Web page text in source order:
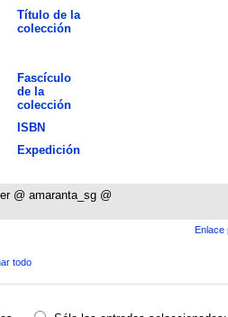
Título de la
colección
Fascículo
de la
colección
ISBN
Expedición
@ amaranta_sg @
Enlace
todo